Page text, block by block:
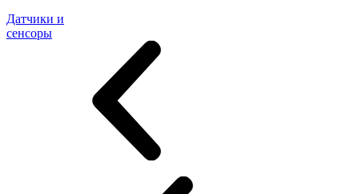
Датчики и
сенсоры